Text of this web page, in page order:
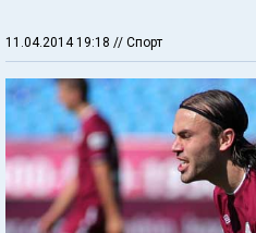
11.04.2014 19:18 // Спорт